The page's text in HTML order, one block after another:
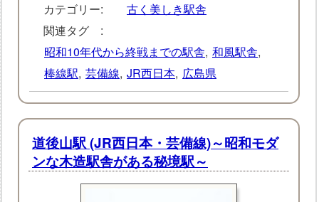
カテゴリー:
古く美しき駅舎
関連タグ :
昭和10年代から終戦までの駅舎, 和風駅舎,
棒線駅, 芸備線, JR西日本, 広島県
道後山駅 (JR西日本・芸備線)～昭和モダ
ンな木造駅舎がある秘境駅～